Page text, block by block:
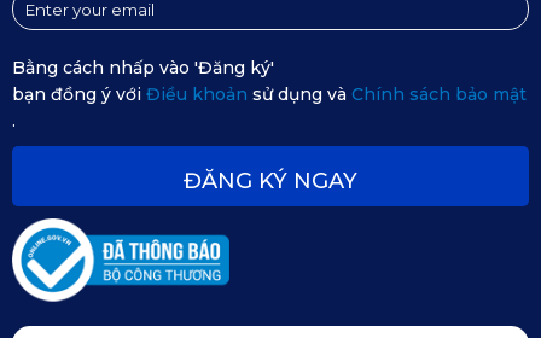
Thảm sàn KATA 360 giúp chiếc Fortuner 2017 của bạn trở
nên sang trọng
Thảm sàn KATA 360 giúp chiếc Fortuner của bạn trở nên
sang trọng và tiện nghi hơn, làm cho mỗi chuyến đi trở
nên thoải mái và dễ chịu hơn.
Bằng cách nhấp vào 'Đăng ký'
bạn đồng ý với Điều khoản sử dụng và Chính sách bảo mật
.
ĐĂNG KÝ NGAY